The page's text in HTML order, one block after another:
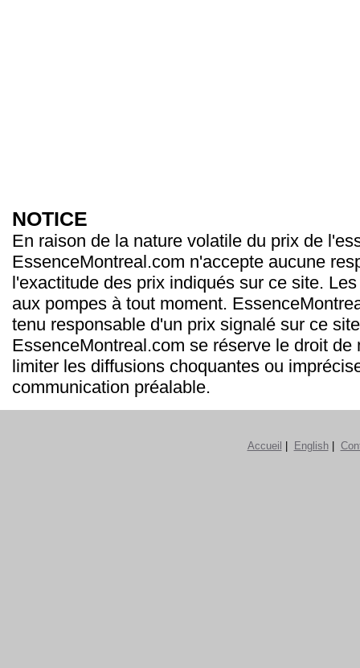
NOTICE
En raison de la nature volatile du prix de
EssenceMontreal.com n'accepte aucune
l'exactitude des prix indiqués sur ce site.
aux pompes à tout moment.
tenu responsable d'un prix signalé sur ce
EssenceMontreal.com se réserve le droit de
limiter les diffusions choquantes ou
communication préalable.
Accueil English|